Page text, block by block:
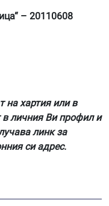
– 20110608
на хартия или в
в личния Ви профил и
линк за
си адрес.